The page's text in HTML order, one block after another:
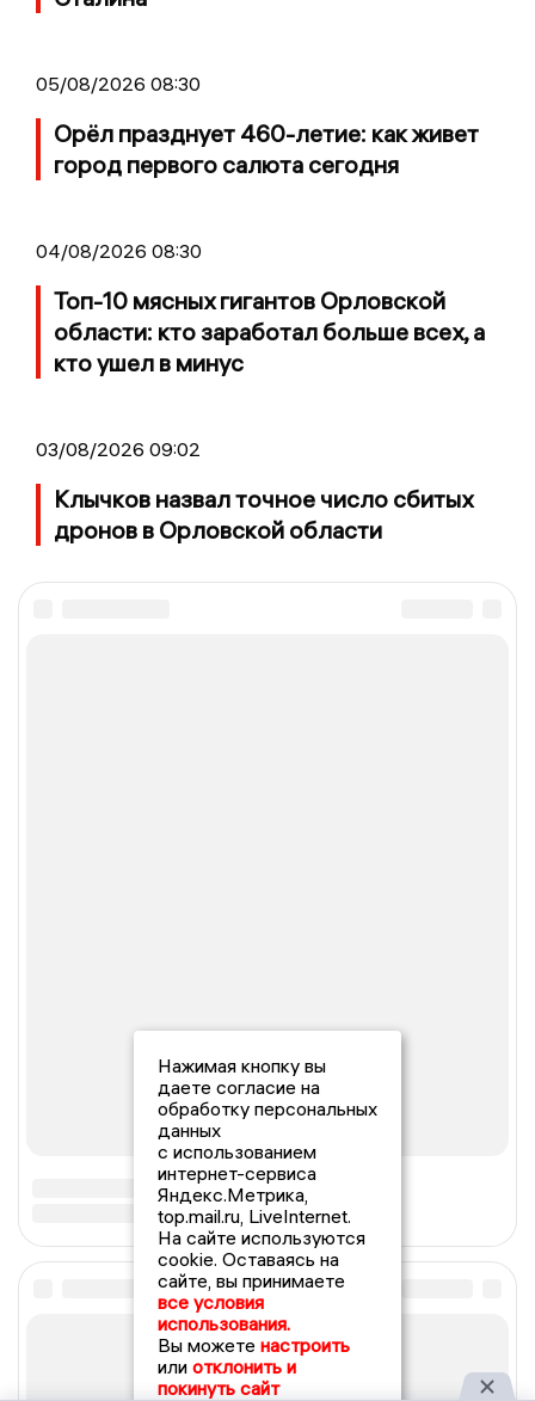
05/08/2026 08:30
Орёл празднует 460-летие: как живет
город первого салюта сегодня
04/08/2026 08:30
Топ-10 мясных гигантов Орловской
области: кто заработал больше всех, а
кто ушел в минус
03/08/2026 09:02
Клычков назвал точное число сбитых
дронов в Орловской области
Нажимая кнопку вы
даете согласие на
обработку персональных
данных
с использованием
интернет-сервиса
Яндекс.Метрика,
top.mail.ru, LiveInternet.
На сайте используются
cookie. Оставаясь на
сайте, вы принимаете
все условия
использования.
Вы можете настроить
или отклонить и
покинуть сайт